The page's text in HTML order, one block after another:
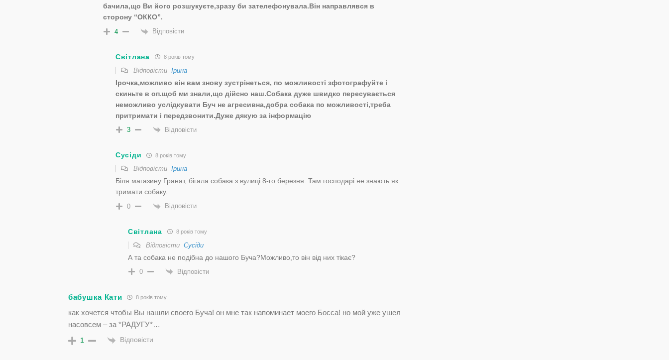
бачила,що Ви його розшукуєте,зразу би зателефонувала.Він направлявся в
сторону “ОККО”.
4 Відповісти
Світлана 8 років тому
Відповісти Ірина
Ірочка,можливо він вам знову зустрінеться, по можливості зфотографуйте і
скиньте в оп.щоб ми знали,що дійсно наш.Собака дуже швидко пересувається
неможливо услідкувати Буч не агресивна,добра собака по можливості,треба
притримати і передзвонити.Дуже дякую за інформацію
3 Відповісти
Сусіди 8 років тому
Відповісти Ірина
Біля магазину Гранат, бігала собака з вулиці 8-го березня. Там господарі не знають як
тримати собаку.
0 Відповісти
Світлана 8 років тому
Відповісти Сусіди
А та собака не подібна до нашого Буча?Можливо,то він від них тікає?
0 Відповісти
бабушка Кати 8 років тому
как хочется чтобы Вы нашли своего Буча! он мне так напоминает моего Босса! но мой уже ушел
насовсем – за *РАДУГУ*…
1 Відповісти